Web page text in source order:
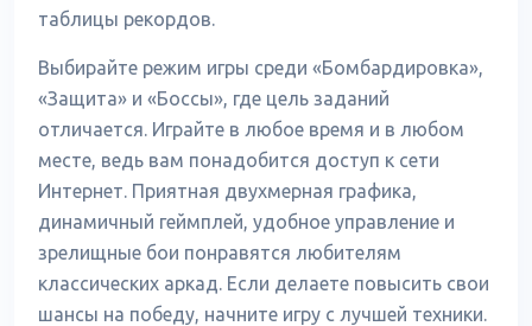
таблицы рекордов.
Выбирайте режим игры среди «Бомбардировка»,
«Защита» и «Боссы», где цель заданий
отличается. Играйте в любое время и в любом
месте, ведь вам понадобится доступ к сети
Интернет. Приятная двухмерная графика,
динамичный геймплей, удобное управление и
зрелищные бои понравятся любителям
классических аркад. Если делаете повысить свои
шансы на победу, начните игру с лучшей техники.